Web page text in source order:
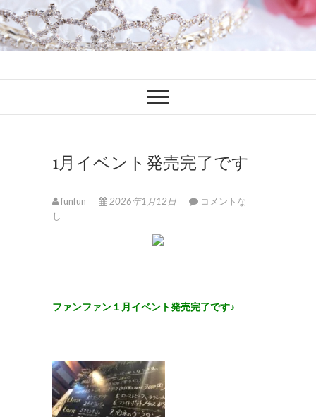
ファンブロ
1月イベント発売完了です
funfun 2026年1月12日
コメントな
し
ファンファン１月イベント発売完了です♪